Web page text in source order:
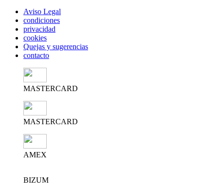
Aviso Legal
condiciones
privacidad
cookies
Quejas y sugerencias
contacto
MASTERCARD
MASTERCARD
AMEX
BIZUM